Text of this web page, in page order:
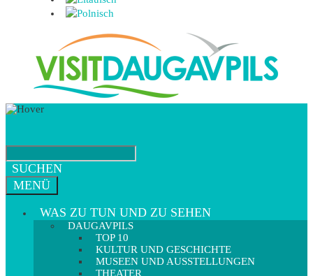
SUCHEN
MENÜ
WAS ZU TUN UND ZU SEHEN
DAUGAVPILS
TOP 10
KULTUR UND GESCHICHTE
MUSEEN UND AUSSTELLUNGEN
THEATER